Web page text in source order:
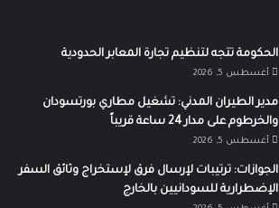
الحكومة تتجه لتنظيم تجارة المعابر الحدودية
أغسطس 5, 2026
مدير الطيران المدني: تشغيل مطاري بورتسودان
والخرطوم على مدار 24 ساعة قريباً
أغسطس 5, 2026
الجوازات: ترتيبات لإرسال فرق لإستخراج وثائق السفر
الإضطرارية للسودانيين بالخارج